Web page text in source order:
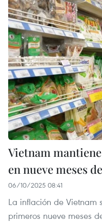
Vietnam
en nueve meses
06/10/2025 08:41
La inflación de Vietnam
primeros nueve meses